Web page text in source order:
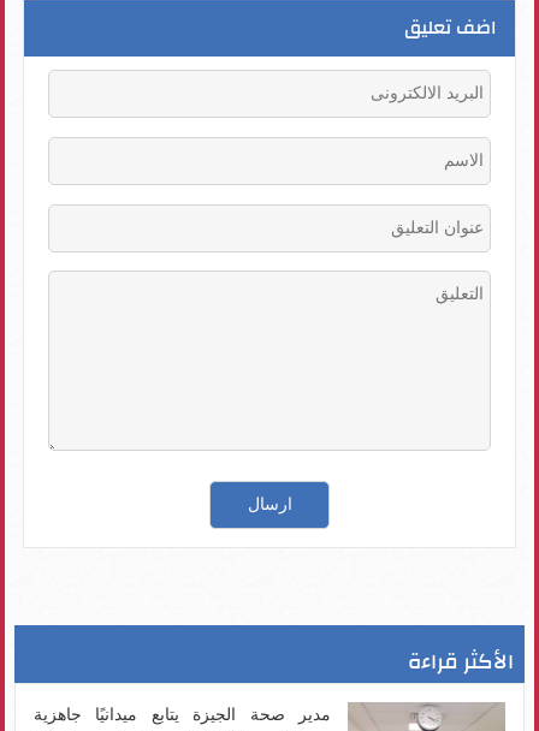
اضف تعليق
الأكثر قراءة
مدير صحة الجيزة يتابع ميدانيًا جاهزية